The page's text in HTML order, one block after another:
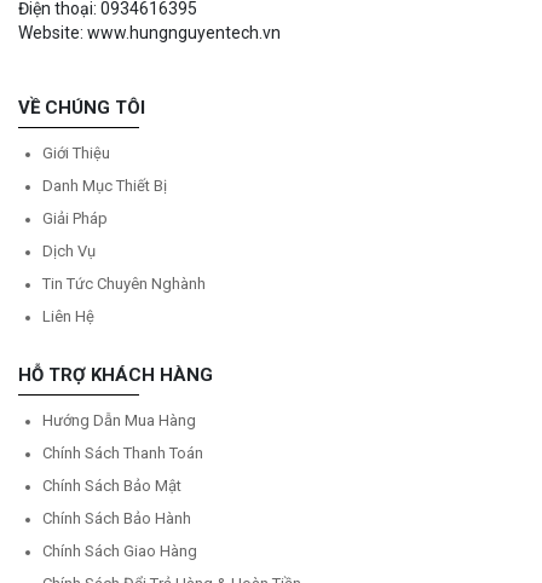
Điện thoại: 0934616395
Website: www.hungnguyentech.vn
VỀ CHÚNG TÔI
Giới Thiệu
Danh Mục Thiết Bị
Giải Pháp
Dịch Vụ
Tin Tức Chuyên Nghành
Liên Hệ
HỖ TRỢ KHÁCH HÀNG
Hướng Dẫn Mua Hàng
Chính Sách Thanh Toán
Chính Sách Bảo Mật
Chính Sách Bảo Hành
Chính Sách Giao Hàng